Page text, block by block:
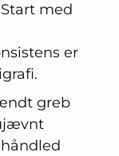
med
er
greb